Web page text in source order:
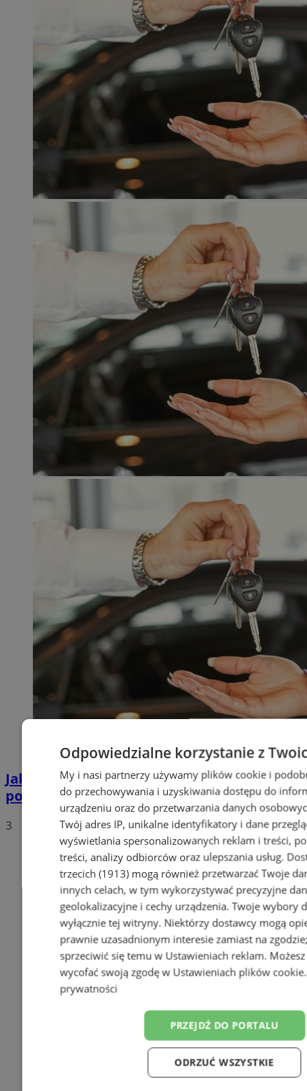
Jakie auta jeżdżą po tyskich, śląskich i
polskich drogach? Te wyniki Was zaskoczą!
3
Odpowiedzialne korzystanie z
My i nasi partnerzy używamy plików cookie i
do przechowywania i uzyskiwania dostępu do
urządzeniu oraz do przetwarzania danych
Twój adres IP, unikalne identyfikatory i dane
wyświetlania spersonalizowanych reklam i treści,
treści, analizy odbiorców oraz ulepszania usług.
trzecich (1913) mogą również przetwarzać Twoje
innych celach, w tym wykorzystywać precyzyjne
geolokalizacyjne i cechy urządzenia. Twoje wybory
wyłącznie tej witryny. Niektórzy dostawcy mogą
prawnie uzasadnionym interesie zamiast na
sprzeciwić się temu w Ustawieniach reklam.
wycofać swoją zgodę w Ustawieniach plików cookie
prywatności
PRZEJDŹ DO PORTALU
ODRZUĆ WSZYSTKIE